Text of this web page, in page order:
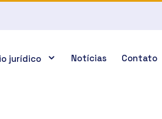
jurídico Notícias Contato